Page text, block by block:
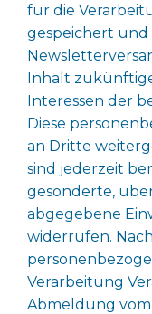
für die
gespeichert
Inhalt
Interessen der
Diese
an Dritte
sind jederzeit
gesonderte,
abgegebene
widerrufen.
Verarbeitung
Abmeldung